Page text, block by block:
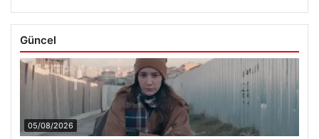
Güncel
05/08/2026